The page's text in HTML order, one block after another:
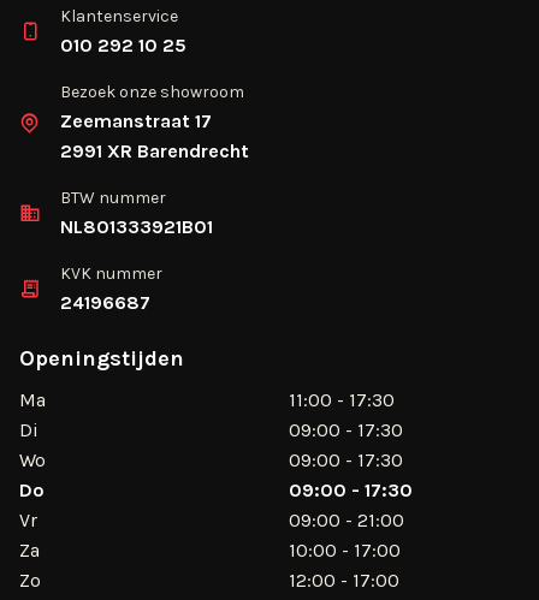
Klantenservice
010 292 10 25
Bezoek onze showroom
Zeemanstraat 17
2991 XR Barendrecht
BTW nummer
NL801333921B01
KVK nummer
24196687
Openingstijden
Ma
11:00 - 17:30
Di
09:00 - 17:30
Wo
09:00 - 17:30
Do
09:00 - 17:30
Vr
09:00 - 21:00
Za
10:00 - 17:00
Zo
12:00 - 17:00